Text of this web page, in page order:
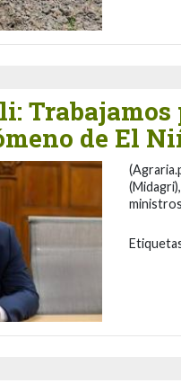
Trabajamos
de El